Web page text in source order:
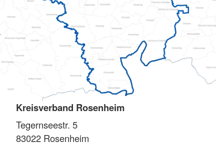
Kreisverband Rosenheim
Tegernseestr. 5
83022 Rosenheim